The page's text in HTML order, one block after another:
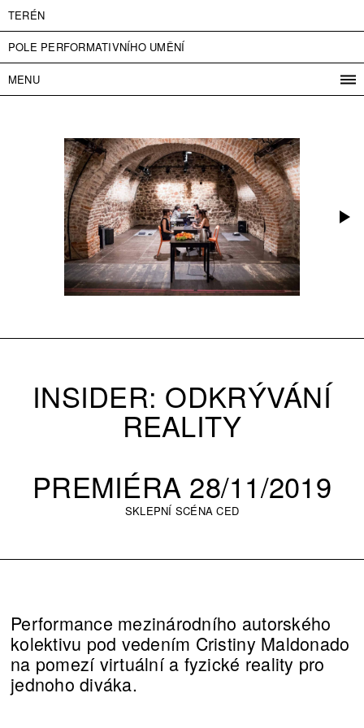
TERÉN
POLE PERFORMATIVNÍHO UMĚNÍ
MENU
VSTUPNÉ
PARTNEŘI
ENGLISH
INSIDER: ODKRÝVÁNÍ
REALITY
PREMIÉRA 28/11/2019
SKLEPNÍ SCÉNA CED
Performance mezinárodního autorského
kolektivu pod vedením Cristiny Maldonado
na pomezí virtuální a fyzické reality pro
jednoho diváka.